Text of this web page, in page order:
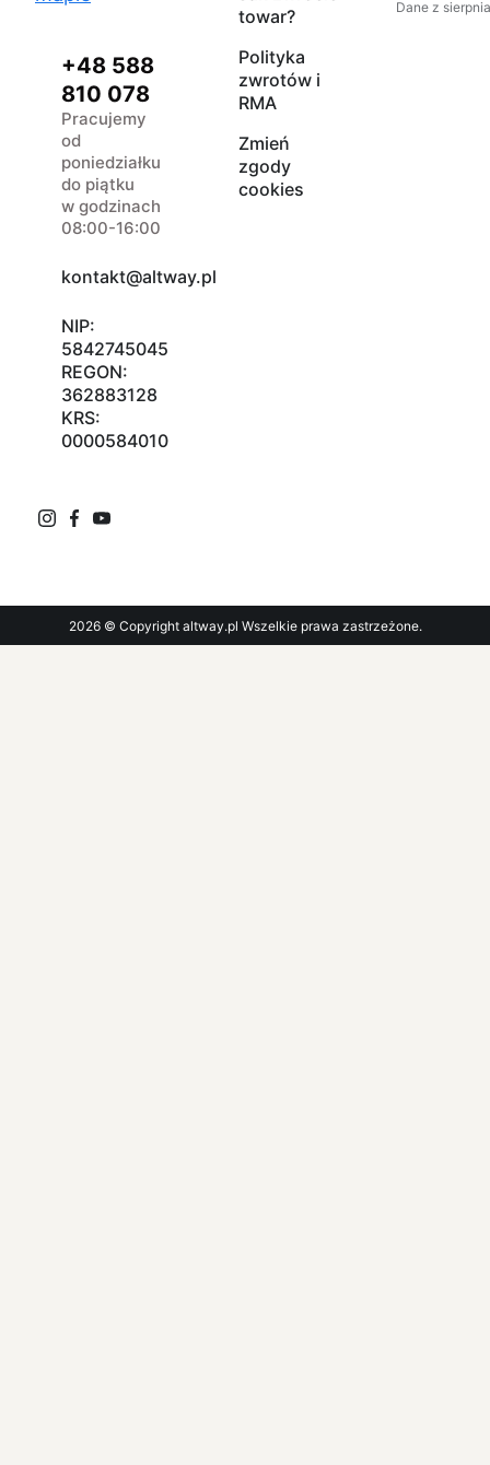
+48 588
810 078
Pracujemy
od
poniedziałku
do piątku
w godzinach
08:00-16:00
kontakt@altway.pl
NIP:
5842745045
REGON:
362883128
KRS:
0000584010
towar?
Polityka
zwrotów i
RMA
Zmień
zgody
cookies
Dane z